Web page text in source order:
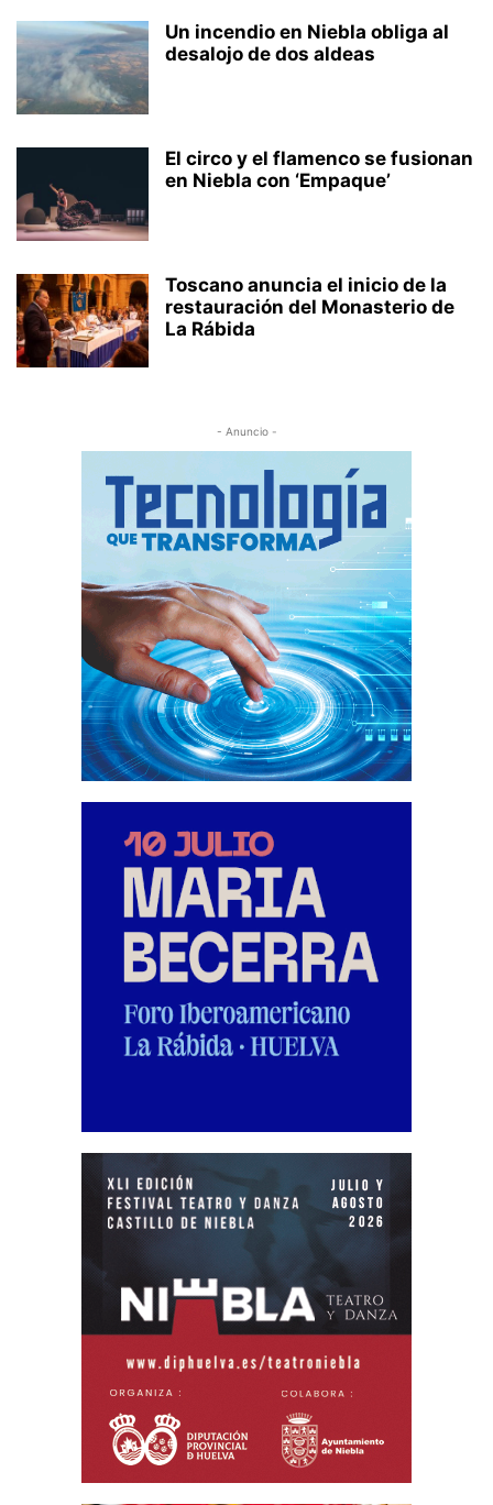
Un incendio en Niebla obliga al
desalojo de dos aldeas
El circo y el flamenco se fusionan
en Niebla con ‘Empaque’
Toscano anuncia el inicio de la
restauración del Monasterio de
La Rábida
- Anuncio -